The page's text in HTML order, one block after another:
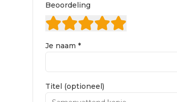
Beoordeling
Je naam *
Titel (optioneel)